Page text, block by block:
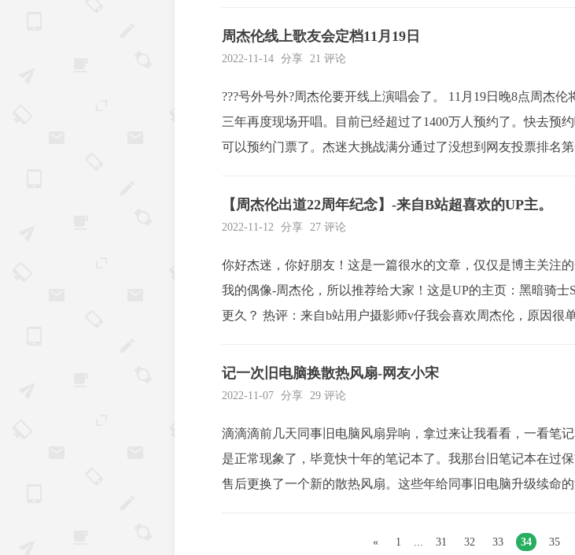
周杰伦线上歌友会定档11月19日
2022-11-14 分享 21 评论
???号外号外?周杰伦要开线上演唱会了。 11月19日晚8点周杰
三年再度现场开唱。目前已经超过了1400万人预约了。快去预
可以预约门票了。杰迷大挑战满分通过了没想到网友投票排名
【周杰伦出道22周年纪念】-来自B站超喜欢的UP主。
2022-11-12 分享 27 评论
你好杰迷，你好朋友！这是一篇很水的文章，仅仅是博主关注
我的偶像-周杰伦，所以推荐给大家！这是UP的主页：黑暗骑
更久？ 热评：来自b站用户摄影师v仔我会喜欢周杰伦，原因很
记一次旧电脑换散热风扇-网友小宋
2022-11-07 分享 29 评论
滴滴滴前几天同事旧电脑风扇异响，拿过来让我看看，一看笔
是正常现象了，毕竟快十年的笔记本了。我那台旧笔记本在过
售后更换了一个新的散热风扇。这些年给同事旧电脑升级续命
« 1 ... 31 32 33 34 35